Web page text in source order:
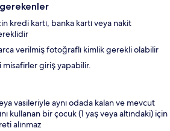
gerekenler
kredi kartı, banka kartı veya nakit
verilmiş fotoğraflı kimlik gerekli olabilir
misafirler giriş yapabilir.
vasileriyle aynı odada kalan ve mevcut
kullanan bir çocuk (1 yaş veya altındaki) için
alınmaz